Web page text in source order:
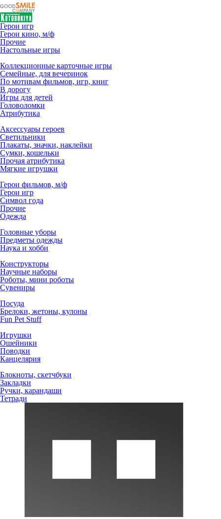
Герои игр
Герои кино, м/ф
Прочие
Настольные игры
Коллекционные карточные игры
Семейные, для вечеринок
По мотивам фильмов, игр, книг
В дорогу
Игры для детей
Головоломки
Атрибутика
Аксессуары героев
Светильники
Плакаты, значки, наклейки
Сумки, кошельки
Прочая атрибутика
Мягкие игрушки
Герои фильмов, м/ф
Герои игр
Символ года
Прочие
Одежда
Головные уборы
Предметы одежды
Наука и хобби
Конструкторы
Научные наборы
Роботы, мини роботы
Сувениры
Посуда
Брелоки, жетоны, кулоны
Fun Pet Stuff
Игрушки
Ошейники
Поводки
Канцелярия
Блокноты, скетчбуки
Закладки
Ручки, карандаши
Тетради